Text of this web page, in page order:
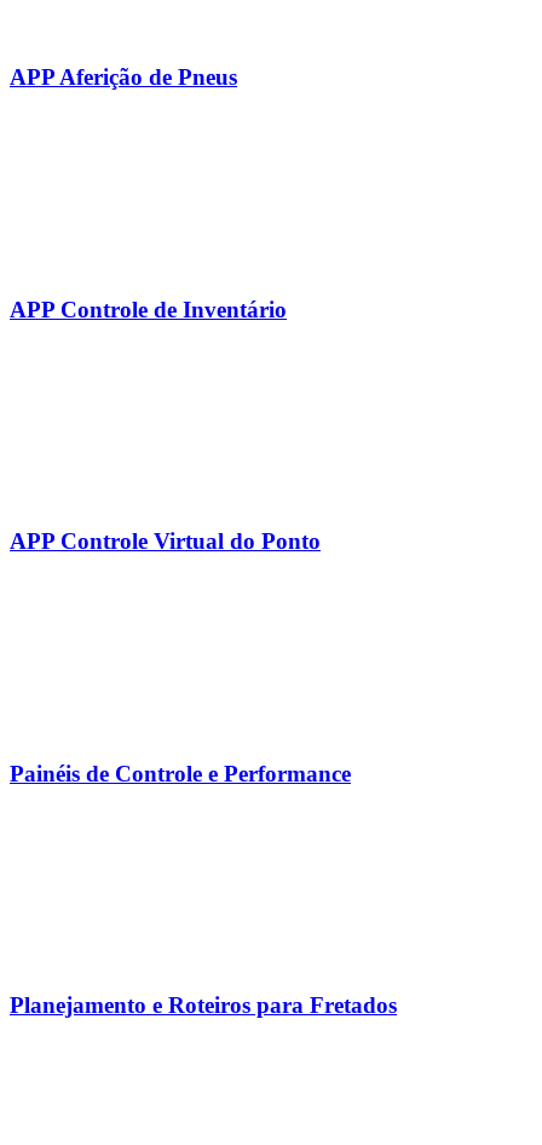
APP Aferição de Pneus
APP Controle de Inventário
APP Controle Virtual do Ponto
Painéis de Controle e Performance
Planejamento e Roteiros para Fretados